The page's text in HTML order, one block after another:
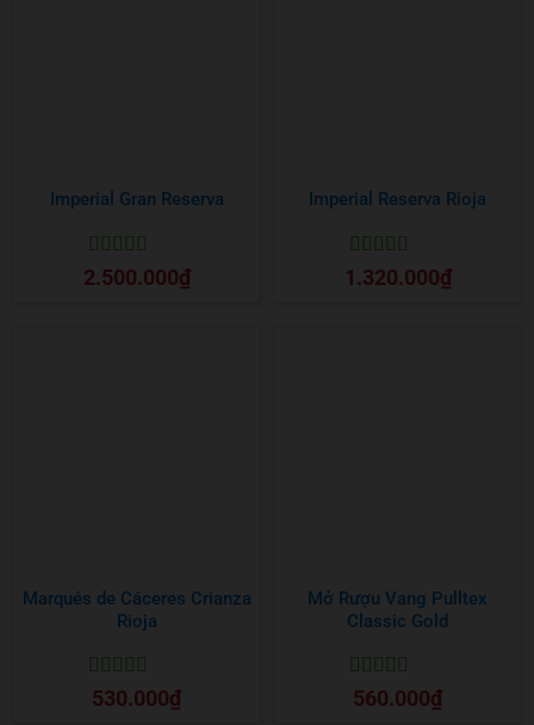
Imperial Gran Reserva
Được xếp
hạng55 sao
2.500.000₫
Imperial Reserva Rioja
Được xếp
hạng55 sao
1.320.000₫
Marqués de Cáceres Crianza
Rioja
Được xếp
hạng55 sao
530.000₫
Mở Rượu Vang Pulltex
Classic Gold
Được xếp
hạng55 sao
560.000₫